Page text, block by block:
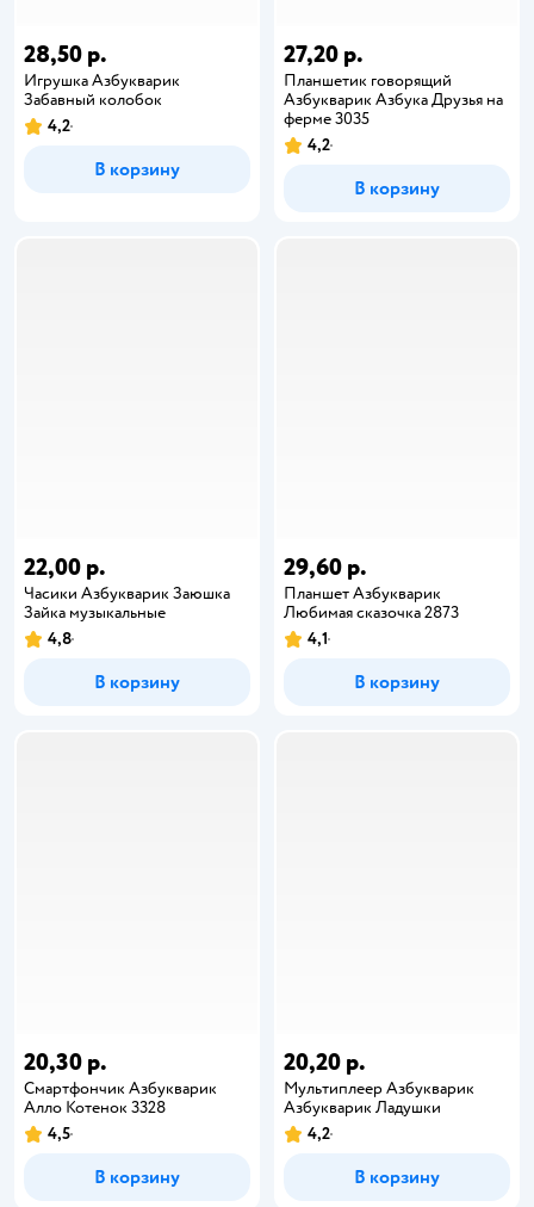
28,50 р.
Игрушка Азбукварик
Забавный колобок
4,2
В корзину
27,20 р.
Планшетик говорящий
Азбукварик Азбука Друзья на
ферме 3035
4,2
В корзину
22,00 р.
Часики Азбукварик Заюшка
Зайка музыкальные
4,8
В корзину
29,60 р.
Планшет Азбукварик
Любимая сказочка 2873
4,1
В корзину
20,30 р.
Смартфончик Азбукварик
Алло Котенок 3328
4,5
В корзину
20,20 р.
Мультиплеер Азбукварик
Азбукварик Ладушки
4,2
В корзину